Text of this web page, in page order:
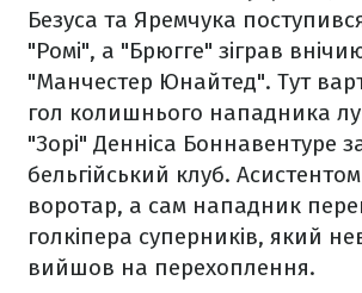
Безуса та Яремчука поступився
"Ромі", а "Брюгге" зіграв
"Манчестер Юнайтед". Тут
гол колишнього нападника
"Зорі" Денніса Боннавентуре
бельгійський клуб.
воротар, а сам нападник
голкіпера суперників, який
вийшов на перехоплення.